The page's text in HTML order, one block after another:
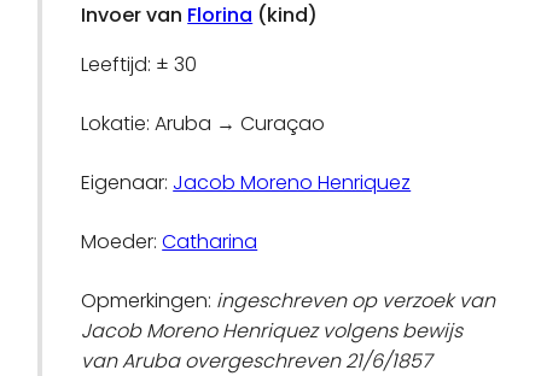
Invoer van Florina (kind)
Leeftijd: ± 30
Lokatie: Aruba → Curaçao
Eigenaar: Jacob Moreno Henriquez
Moeder:Catharina
Opmerkingen: ingeschreven op verzoek van
Jacob Moreno Henriquez volgens bewijs
van Aruba overgeschreven 21/6/1857